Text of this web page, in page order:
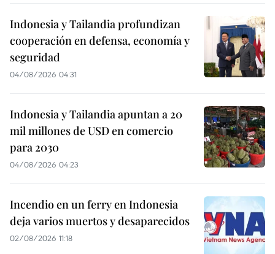
Indonesia y Tailandia profundizan
cooperación en defensa, economía y
seguridad
04/08/2026 04:31
Indonesia y Tailandia apuntan a 20
mil millones de USD en comercio
para 2030
04/08/2026 04:23
Incendio en un ferry en Indonesia
deja varios muertos y desaparecidos
02/08/2026 11:18